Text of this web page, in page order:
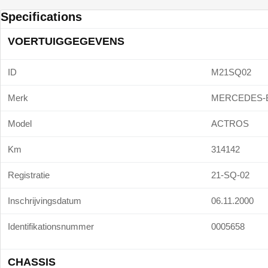
Specifications
VOERTUIGGEGEVENS
ID M21SQ02
Merk MERCEDES-
Model ACTROS
Km 314142
Registratie 21-SQ-02
Inschrijvingsdatum 06.11.2000
Identifikationsnummer 0005658
CHASSIS